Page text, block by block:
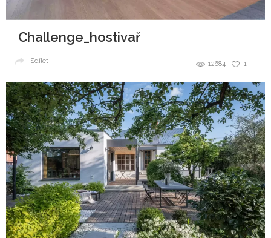
Challenge_hostivař
1
12684
Sdílet